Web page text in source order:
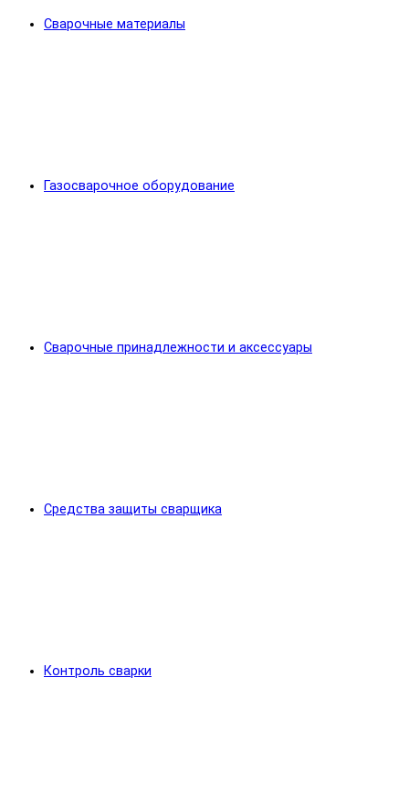
Сварочные материалы
Газосварочное оборудование
Сварочные принадлежности и аксессуары
Средства защиты сварщика
Контроль сварки